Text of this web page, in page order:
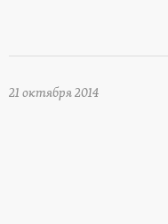
21 октября 2014